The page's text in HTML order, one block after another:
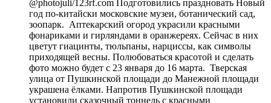
@photojuli/123rf.com Подготовились праздновать Новый
год по-китайски московские музеи, ботанический сад,
зоопарк. Аптекарский огород украсили красными
фонариками и гирляндами в оранжереях. Сейчас в них
цветут гиацинты, тюльпаны, нарциссы, как символы
приходящей весны. Полюбоваться красотой и сделать
фото можно будет с 23 января до 16 марта. Тверская
улица от Пушкинской площади до Манежной площади
украшена ёлками. Напротив Пушкинской площади
установили сказочный тоннель с красными